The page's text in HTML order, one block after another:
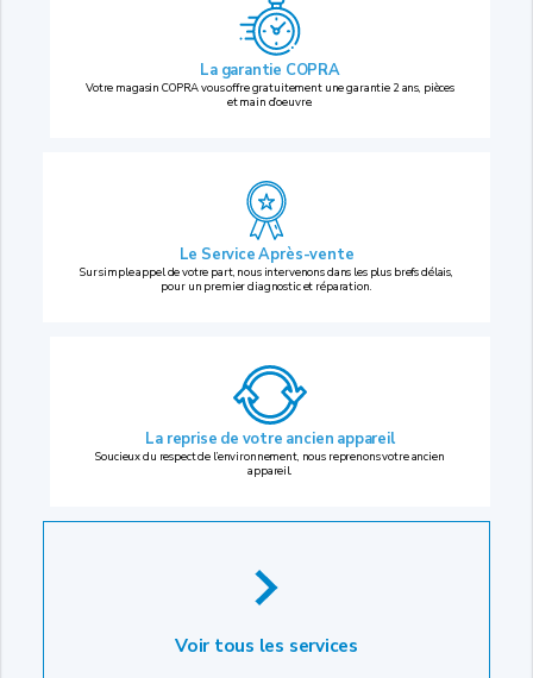
La garantie COPRA
Votre magasin COPRA vous offre gratuitement une garantie 2 ans, pièces
et main d’oeuvre.
Le Service Après-vente
Sur simple appel de votre part, nous intervenons dans les plus brefs délais,
pour un premier diagnostic et réparation.
La reprise de votre ancien appareil
Soucieux du respect de l’environnement, nous reprenons votre ancien
appareil.
Voir tous les services